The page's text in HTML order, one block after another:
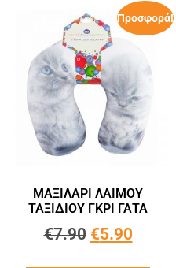
Προσφορά!
ΜΑΞΙΛΑΡΙ ΛΑΙΜΟΥ
ΤΑΞΙΔΙΟΥ ΓΚΡΙ ΓΑΤΑ
€7.90 €5.90